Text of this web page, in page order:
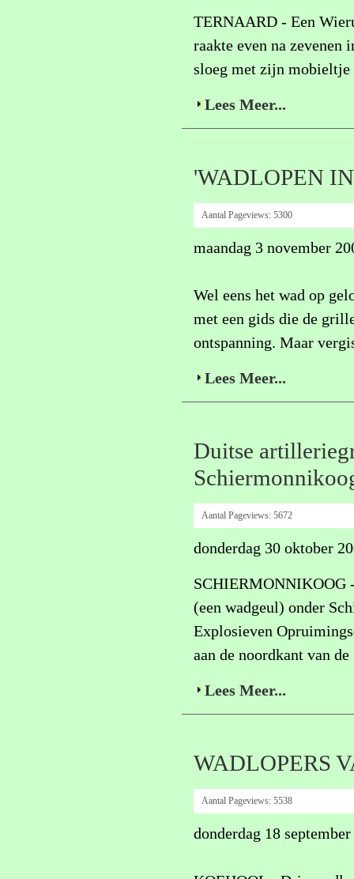
TERNAARD - Een
raakte even na
sloeg met zijn mobieltje
Lees Meer...
'WADLOPEN
Aantal Pageviews: 5300
maandag 3 november
Wel eens het wad op
met een gids die de
ontspanning. Maar
Lees Meer...
Duitse
Aantal Pageviews: 5672
donderdag 30 oktober
SCHIERMONNIKOOG
(een wadgeul) onder
Explosieven
aan de noordkant van
Lees Meer...
WADLOPERS
Aantal Pageviews: 5538
donderdag 18